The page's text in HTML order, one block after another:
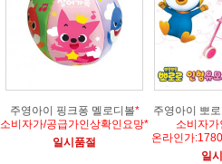
주영아이 핑크퐁 멜로디볼*
소비자가/공급가인상확인요망*
일시품절
주영아이 뽀
소비자
온라인가
일